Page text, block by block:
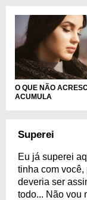
O QUE NÃO
ACUMULA
Superei
Eu já superei
tinha com
deveria ser
todo... Não vou